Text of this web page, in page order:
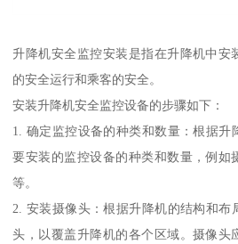
升降机安全监控安装是指在升降机中安
的安全运行和乘客的安全。
安装升降机安全监控设备的步骤如下：
1. 确定监控设备的种类和数量：根据升
要安装的监控设备的种类和数量，例如
等。
2. 安装摄像头：根据升降机的结构和布
头，以覆盖升降机的各个区域。摄像头